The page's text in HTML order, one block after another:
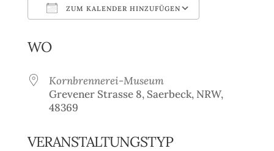
ZUM KALENDER HINZUFÜGEN
WO
Kornbrennerei-Museum
Grevener Strasse 8, Saerbeck, NRW,
48369
VERANSTALTUNGSTYP